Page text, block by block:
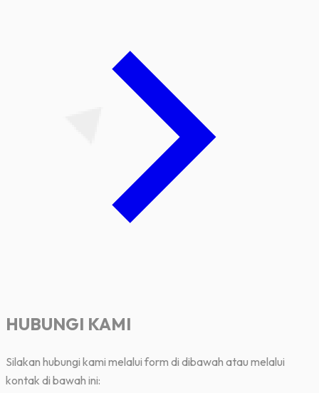
HUBUNGI KAMI
Silakan hubungi kami melalui form di dibawah atau melalui
kontak di bawah ini: